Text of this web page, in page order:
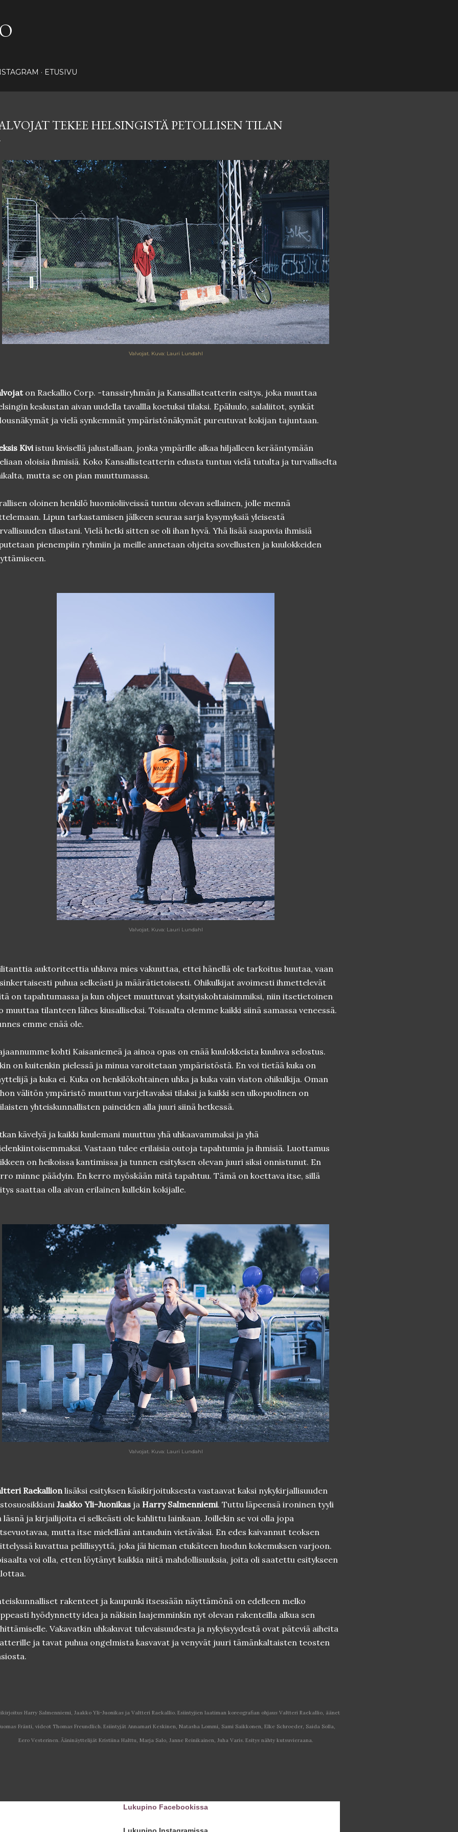
ETUSIVU
TEKEE HELSINGISTÄ PETOLLISEN TILAN
Valvojat. Kuva: Lauri Lundahl
on Raekallio Corp. -tanssiryhmän ja Kansallisteatterin esitys, joka muuttaa
keskustan aivan uudella tavallla koetuksi tilaksi. Epäluulo, salaliitot, synkät
ja vielä synkemmät ympäristönäkymät pureutuvat kokijan tajuntaan.
Kiviistuu kivisellä jalustallaan, jonka ympärille alkaa hiljalleen kerääntymään
oloisia ihmisiä. Koko Kansallisteatterin edusta tuntuu vielä tutulta ja turvalliselta
mutta se on pian muuttumassa.
oloinen henkilö huomioliiveissä tuntuu olevan sellainen, jolle mennä
Lipun tarkastamisen jälkeen seuraa sarja kysymyksiä yleisestä
tilastani. Vielä hetki sitten se oli ihan hyvä. Yhä lisää saapuvia ihmisiä
pienempiin ryhmiin ja meille annetaan ohjeita sovellusten ja kuulokkeiden
Valvojat. Kuva: Lauri Lundahl
auktoriteettia uhkuva mies vakuuttaa, ettei hänellä ole tarkoitus huutaa, vaan
puhua selkeästi ja määrätietoisesti. Ohikulkijat avoimesti ihmettelevät
on tapahtumassa ja kun ohjeet muuttuvat yksityiskohtaisimmiksi, niin itsetietoinen
muuttaa tilanteen lähes kiusalliseksi. Toisaalta olemme kaikki siinä samassa veneessä.
emme enää ole.
kohti Kaisaniemeä ja ainoa opas on enää kuulokkeista kuuluva selostus.
on kuitenkin pielessä ja minua varoitetaan ympäristöstä. En voi tietää kuka on
ja kuka ei. Kuka on henkilökohtainen uhka ja kuka vain viaton ohikulkija. Oman
välitön ympäristö muuttuu varjeltavaksi tilaksi ja kaikki sen ulkopuolinen on
yhteiskunnallisten paineiden alla juuri siinä hetkessä.
kävelyä ja kaikki kuulemani muuttuu yhä uhkaavammaksi ja yhä
Vastaan tulee erilaisia outoja tapahtumia ja ihmisiä. Luottamus
on heikoissa kantimissa ja tunnen esityksen olevan juuri siksi onnistunut. En
minne päädyin. En kerro myöskään mitä tapahtuu. Tämä on koettava itse, sillä
saattaa olla aivan erilainen kullekin kokijalle.
Valvojat. Kuva: Lauri Lundahl
Raekallionlisäksi esityksen käsikirjoituksesta vastaavat kaksi nykykirjallisuuden
Jaakko Yli-Juonikas ja Harry Salmenniemi. Tuttu läpeensä ironinen tyyli
läsnä ja kirjailijoita ei selkeästi ole kahlittu lainkaan. Joillekin se voi olla jopa
mutta itse mielelläni antauduin vietäväksi. En edes kaivannut teoksen
kuvattua pelillisyyttä, joka jäi hieman etukäteen luodun kokemuksen varjoon.
voi olla, etten löytänyt kaikkia niitä mahdollisuuksia, joita oli saatettu esitykseen
rakenteet ja kaupunki itsessään näyttämönä on edelleen melko
hyödynnetty idea ja näkisin laajemminkin nyt olevan rakenteilla alkua sen
Vakavatkin uhkakuvat tulevaisuudesta ja nykyisyydestä ovat päteviä aiheita
ja tavat puhua ongelmista kasvavat ja venyvät juuri tämänkaltaisten teosten
Harry Salmenniemi, Jaakko Yli-Juonikas ja Valtteri Raekallio. Esiintyjien laatiman koreografian ohjaus Valtteri Raekallio, äänet
Fränti, videot Thomas Freundlich. Esiintyjät Annamari Keskinen, Natasha Lommi, Sami Saikkonen, Elke Schroeder, Saida Solla,
Eero Vesterinen. Ääninäyttelijät Kristiina Halttu, Marja Salo, Janne Reinikainen, Juha Varis. Esitys nähty kutsuvieraana.
Lukupino Facebookissa